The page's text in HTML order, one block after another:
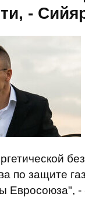
-
по защите
Евросоюза", -